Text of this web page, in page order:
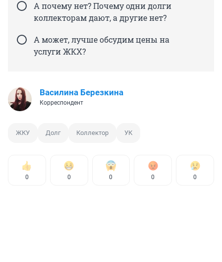
А почему нет? Почему одни долги
коллекторам дают, а другие нет?
А может, лучше обсудим цены на
услуги ЖКХ?
Василина Березкина
Корреспондент
ЖКУ Долг Коллектор УК
0 0 0 0 0